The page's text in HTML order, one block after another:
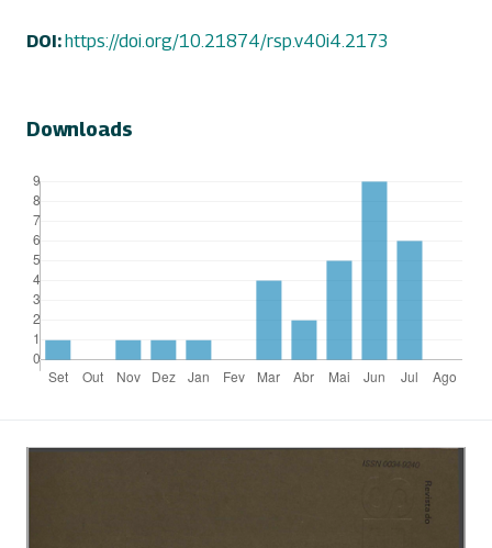
DOI:https://doi.org/10.21874/rsp.v40i4.2173
Downloads